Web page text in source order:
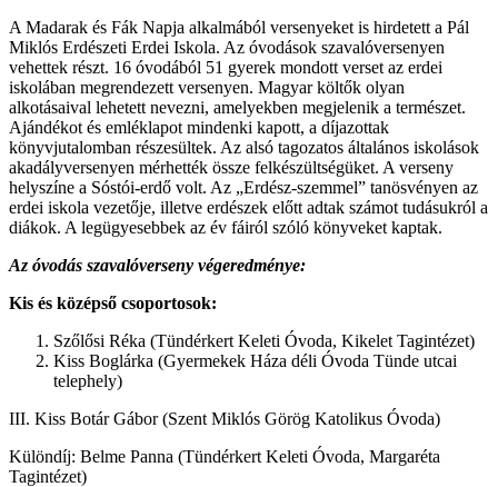
A Madarak és Fák Napja alkalmából versenyeket is hirdetett a Pál
Miklós Erdészeti Erdei Iskola. Az óvodások szavalóversenyen
vehettek részt. 16 óvodából 51 gyerek mondott verset az erdei
iskolában megrendezett versenyen. Magyar költők olyan
alkotásaival lehetett nevezni, amelyekben megjelenik a természet.
Ajándékot és emléklapot mindenki kapott, a díjazottak
könyvjutalomban részesültek. Az alsó tagozatos általános iskolások
akadályversenyen mérhették össze felkészültségüket. A verseny
helyszíne a Sóstói-erdő volt. Az „Erdész-szemmel” tanösvényen az
erdei iskola vezetője, illetve erdészek előtt adtak számot tudásukról a
diákok. A legügyesebbek az év fáiról szóló könyveket kaptak.
Az óvodás szavalóverseny végeredménye:
Kis és középső csoportosok:
Szőlősi Réka (Tündérkert Keleti Óvoda, Kikelet Tagintézet)
Kiss Boglárka (Gyermekek Háza déli Óvoda Tünde utcai
telephely)
III. Kiss Botár Gábor (Szent Miklós Görög Katolikus Óvoda)
Különdíj: Belme Panna (Tündérkert Keleti Óvoda, Margaréta
Tagintézet)